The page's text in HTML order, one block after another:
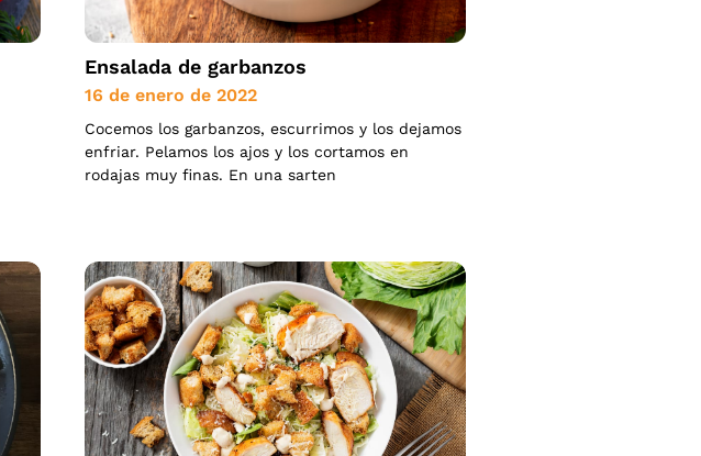
Ensalada de garbanzos
16 de enero de 2022
Cocemos los garbanzos, escurrimos y los dejamos
enfriar. Pelamos los ajos y los cortamos en
rodajas muy finas. En una sarten